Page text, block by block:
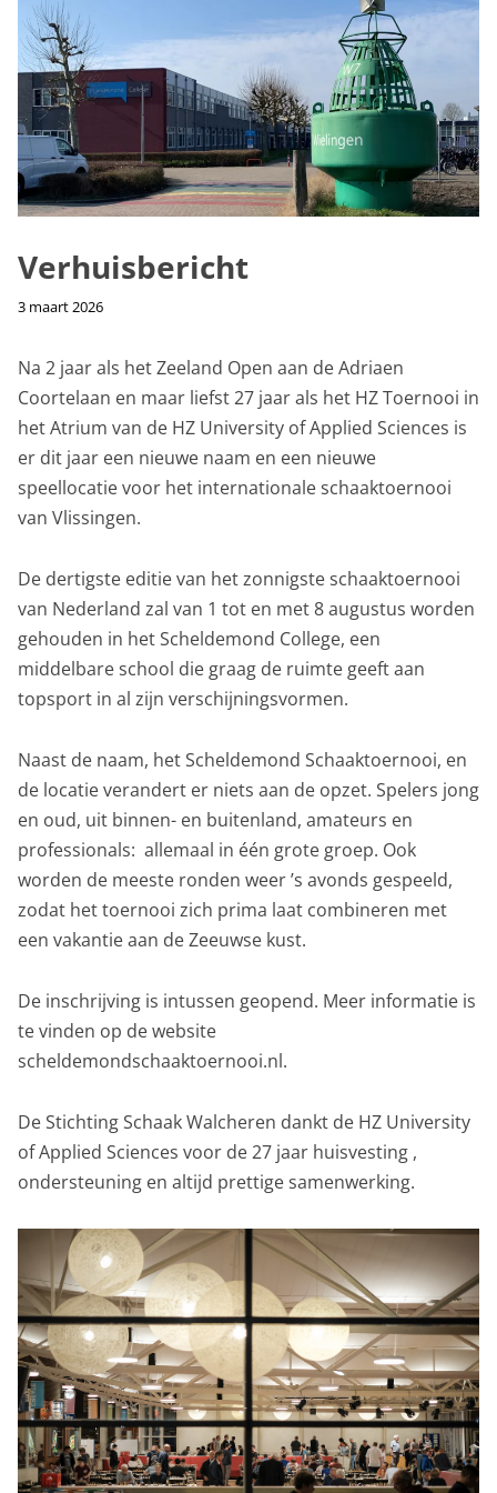
Verhuisbericht
3 maart 2026
Na 2 jaar als het Zeeland Open aan de Adriaen
Coortelaan en maar liefst 27 jaar als het HZ Toernooi in
het Atrium van de HZ University of Applied Sciences is
er dit jaar een nieuwe naam en een nieuwe
speellocatie voor het internationale schaaktoernooi
van Vlissingen.
De dertigste editie van het zonnigste schaaktoernooi
van Nederland zal van 1 tot en met 8 augustus worden
gehouden in het Scheldemond College, een
middelbare school die graag de ruimte geeft aan
topsport in al zijn verschijningsvormen.
Naast de naam, het Scheldemond Schaaktoernooi, en
de locatie verandert er niets aan de opzet. Spelers jong
en oud, uit binnen- en buitenland, amateurs en
professionals: allemaal in één grote groep. Ook
worden de meeste ronden weer ’s avonds gespeeld,
zodat het toernooi zich prima laat combineren met
een vakantie aan de Zeeuwse kust.
De inschrijving is intussen geopend. Meer informatie is
te vinden op de website
scheldemondschaaktoernooi.nl.
De Stichting Schaak Walcheren dankt de HZ University
of Applied Sciences voor de 27 jaar huisvesting ,
ondersteuning en altijd prettige samenwerking.